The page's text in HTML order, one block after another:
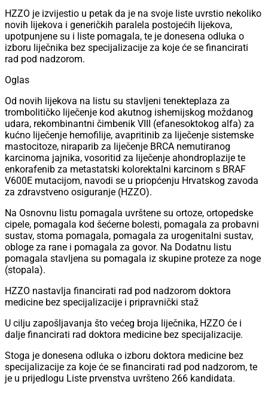
HZZO je izvijestio u petak da je na svoje liste uvrstio nekoliko
novih lijekova i generičkih paralela postojećih lijekova,
upotpunjene su i liste pomagala, te je donesena odluka o
izboru liječnika bez specijalizacije za koje će se financirati
rad pod nadzorom.
Oglas
Od novih lijekova na listu su stavljeni tenekteplaza za
trombolitičko liječenje kod akutnog ishemijskog moždanog
udara, rekombinantni čimbenik VIII (efanesoktokog alfa) za
kućno liječenje hemofilije, avapritinib za liječenje sistemske
mastocitoze, niraparib za liječenje BRCA nemutiranog
karcinoma jajnika, vosoritid za liječenje ahondroplazije te
enkorafenib za metastatski kolorektalni karcinom s BRAF
V600E mutacijom, navodi se u priopćenju Hrvatskog zavoda
za zdravstveno osiguranje (HZZO).
Na Osnovnu listu pomagala uvrštene su ortoze, ortopedske
cipele, pomagala kod šećerne bolesti, pomagala za probavni
sustav, stoma pomagala, pomagala za urogenitalni sustav,
obloge za rane i pomagala za govor. Na Dodatnu listu
pomagala stavljena su pomagala iz skupine proteze za noge
(stopala).
HZZO nastavlja financirati rad pod nadzorom doktora
medicine bez specijalizacije i pripravnički staž
U cilju zapošljavanja što većeg broja liječnika, HZZO će i
dalje financirati rad doktora medicine bez specijalizacije.
Stoga je donesena odluka o izboru doktora medicine bez
specijalizacije za koje će se financirati rad pod nadzorom, te
je u prijedlogu Liste prvenstva uvršteno 266 kandidata.